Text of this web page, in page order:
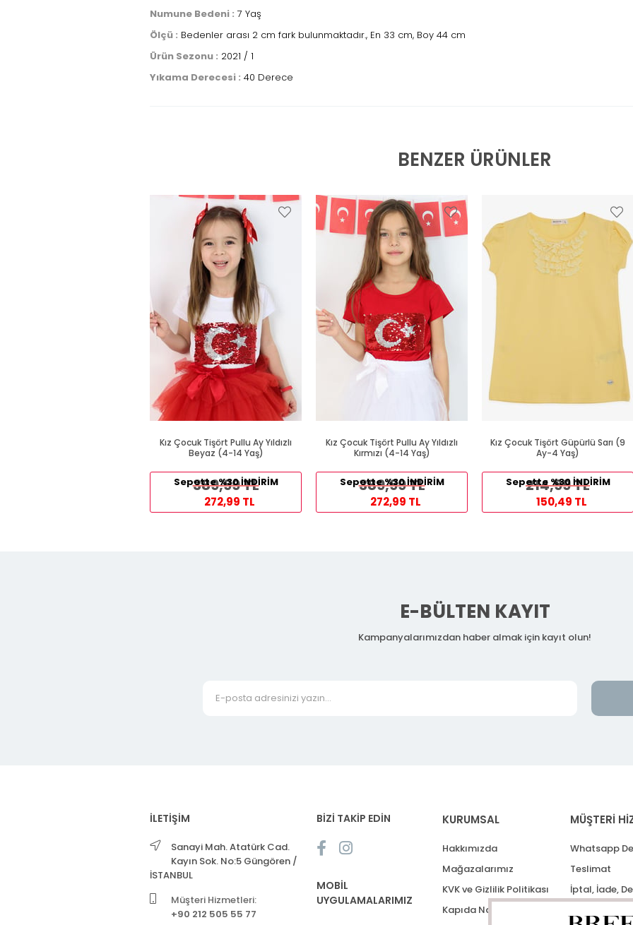
Numune Bedeni : 7 Yaş
Ölçü : Bedenler arası 2 cm fark bulunmaktadır., En 33 cm, Boy 44 cm
Ürün Sezonu : 2021 / 1
Yıkama Derecesi : 40 Derece
BENZER ÜRÜNLER
Kız Çocuk Tişört Pullu Ay Yıldızlı
Beyaz (4-14 Yaş)
389,99 TL
Sepette %30 İNDİRİM
272,99 TL
Kız Çocuk Tişört Pullu Ay Yıldızlı
Kırmızı (4-14 Yaş)
389,99 TL
Sepette %30 İNDİRİM
272,99 TL
Kız Çocuk Tişört Güpürlü Sarı (9
Ay-4 Yaş)
214,99 TL
Sepette %30 İNDİRİM
150,49 TL
E-BÜLTEN KAYIT
Kampanyalarımızdan haber almak için kayıt olun!
İLETİŞİM
Sanayi Mah. Atatürk Cad.
Kayın Sok. No:5 Güngören /
İSTANBUL
Müşteri Hizmetleri:
+90 212 505 55 77
BİZİ TAKİP EDİN
MOBİL
UYGULAMALARIMIZ
KURUMSAL
Hakkımızda
Mağazalarımız
KVK ve Gizlilik Politikası
Kapıda Nakit Ödeme
MÜŞTERİ
Whatsapp
Teslimat
İptal, İade,